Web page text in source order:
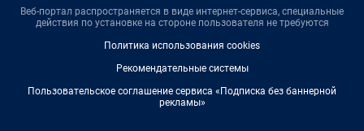
Веб-портал распространяется в виде интернет-сервиса, специальные
действия по установке на стороне пользователя не требуются
Политика использования cookies
Рекомендательные системы
Пользовательское соглашение сервиса «Подписка без баннерной
рекламы»